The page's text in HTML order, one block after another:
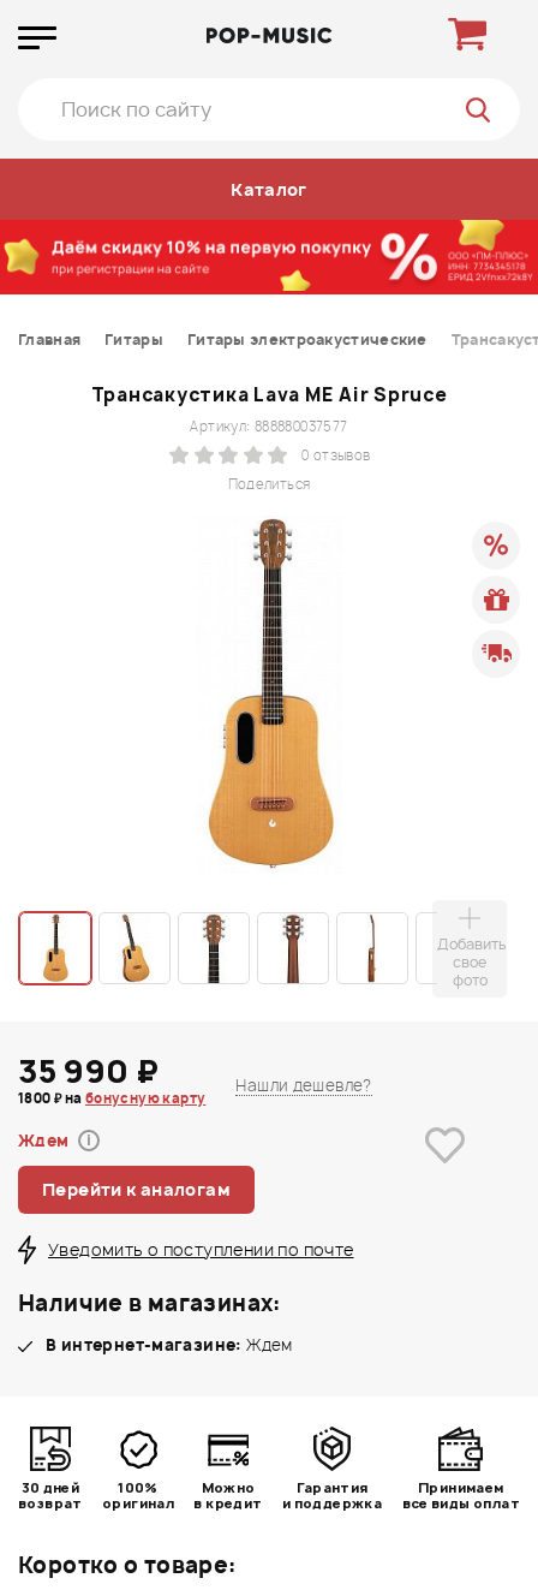
Каталог
Главная Гитары Гитары электроакустические
Трансакустика Lava ME Air Spruce
Поделиться
Артикул: 888880037577
0 отзывов
Добавить
свое
фото
Коротко о товаре:
35 990 ₽
1800 ₽ на бонусную карту
Нашли дешевле?
Ждем i
Перейти к аналогам
Уведомить о поступлении по почте
Наличие в магазинах:
В интернет-магазине: Ждем
30 дней
возврат
100%
оригинал
Можно
в кредит
Гарантия
и поддержка
Принимаем
все виды оплат